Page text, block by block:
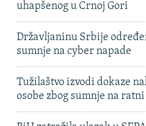
uhapšenog u Crnoj Gori
Državljaninu Srbije
sumnje na cyber napade
Tužilaštvo izvodi dokaze
osobe zbog sumnje na